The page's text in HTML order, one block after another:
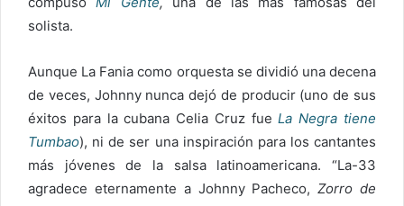
solista.
Aunque La Fania como orquesta se dividió una decena
de veces, Johnny nunca dejó de producir (uno de sus
éxitos para la cubana Celia Cruz fueLa Negra tiene
Tumbao), ni de ser una inspiración para los cantantes
más jóvenes de la salsa latinoamericana. “La-33
agradece eternamente a Johnny Pacheco,Zorro de